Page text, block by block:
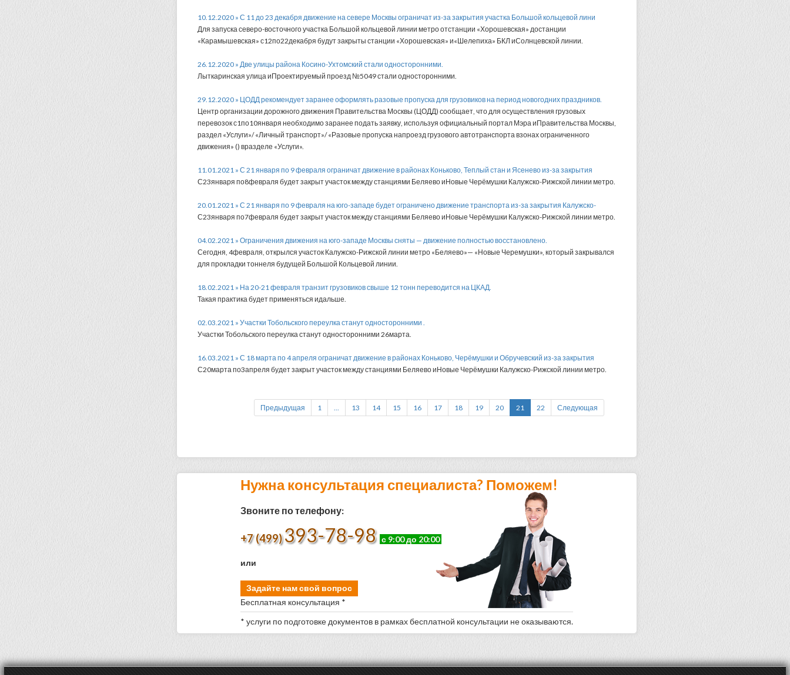
10.12.2020 » С 11 до 23 декабря движение на севере Москвы ограничат из-за закрытия участка Большой кольцевой лини
Для запуска северо-восточного участка Большой кольцевой линии метро отстанции «Хорошевская» достанции
«Карамышевская» с12по22декабря будут закрыты станции «Хорошевская» и«Шелепиха» БКЛ иСолнцевской линии.
26.12.2020 » Две улицы района Косино-Ухтомский стали односторонними.
Лыткаринская улица иПроектируемый проезд №5049 стали односторонними.
29.12.2020 » ЦОДД рекомендует заранее оформлять разовые пропуска для грузовиков на период новогодних праздников.
Центр организации дорожного движения Правительства Москвы (ЦОДД) сообщает, что для осуществления грузовых
перевозок с1по10января необходимо заранее подать заявку, используя официальный портал Мэра иПравительства Москвы,
раздел «Услуги»/ «Личный транспорт»/ «Разовые пропуска напроезд грузового автотранспорта взонах ограниченного
движения» () вразделе «Услуги».
11.01.2021 » С 21 января по 9 февраля ограничат движение в районах Коньково, Теплый стан и Ясенево из-за закрытия
С23января по8февраля будет закрыт участок между станциями Беляево иНовые Черёмушки Калужско-Рижской линии метро.
20.01.2021 » С 21 января по 9 февраля на юго-западе будет ограничено движение транспорта из-за закрытия Калужско-
С23января по7февраля будет закрыт участок между станциями Беляево иНовые Черёмушки Калужско-Рижской линии метро.
04.02.2021 » Ограничения движения на юго-западе Москвы сняты — движение полностью восстановлено.
Сегодня, 4февраля, открылся участок Калужско-Рижской линии метро «Беляево»— «Новые Черемушки», который закрывался
для прокладки тоннеля будущей Большой Кольцевой линии.
18.02.2021 » На 20-21 февраля транзит грузовиков свыше 12 тонн переводится на ЦКАД.
Такая практика будет применяться идальше.
02.03.2021 » Участки Тобольского переулка станут односторонними .
Участки Тобольского переулка станут односторонними 26марта.
16.03.2021 » С 18 марта по 4 апреля ограничат движение в районах Коньково, Черёмушки и Обручевский из-за закрытия
С20марта по3апреля будет закрыт участок между станциями Беляево иНовые Черёмушки Калужско-Рижской линии метро.
Предыдущая 1 ... 13 14 15 16 17 18 19 20 21 22 Следующая
Нужна консультация специалиста? Поможем!
Звоните по телефону:
+7 (499) 393-78-98 с 9:00 до 20:00
или
Задайте нам свой вопрос
Бесплатная консультация *
* услуги по подготовке документов в рамках бесплатной консультации не оказываются.